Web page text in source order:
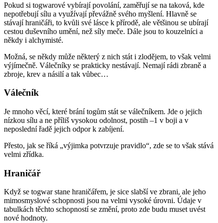
Pokud si togwarové vybírají povolání, zaměřují se na taková, kde
nepotřebují sílu a využívají převážně svého myšlení. Hlavně se
stávají hraničáři, to kvůli své lásce k přírodě, ale většinou se ubírají
cestou duševního umění, než síly meče. Dále jsou to kouzelníci a
někdy i alchymisté.
Možná, se někdy může některý z nich stát i zlodějem, to však velmi
výjímečně. Válečníky se prakticky nestávají. Nemají rádi zbraně a
zbroje, krev a násilí a tak vůbec…
Válečník
Je mnoho věcí, které brání togům stát se válečníkem. Jde o jejich
nízkou sílu a ne příliš vysokou odolnost, postih –1 v boji a v
neposlední řadě jejich odpor k zabíjení.
Přesto, jak se říká „výjimka potvrzuje pravidlo“, zde se to však stává
velmi zřídka.
Hraničář
Když se togwar stane hraničářem, je sice slabší ve zbrani, ale jeho
mimosmyslové schopnosti jsou na velmi vysoké úrovni. Údaje v
tabulkách těchto schopností se změní, proto zde budu muset uvést
nové hodnoty.